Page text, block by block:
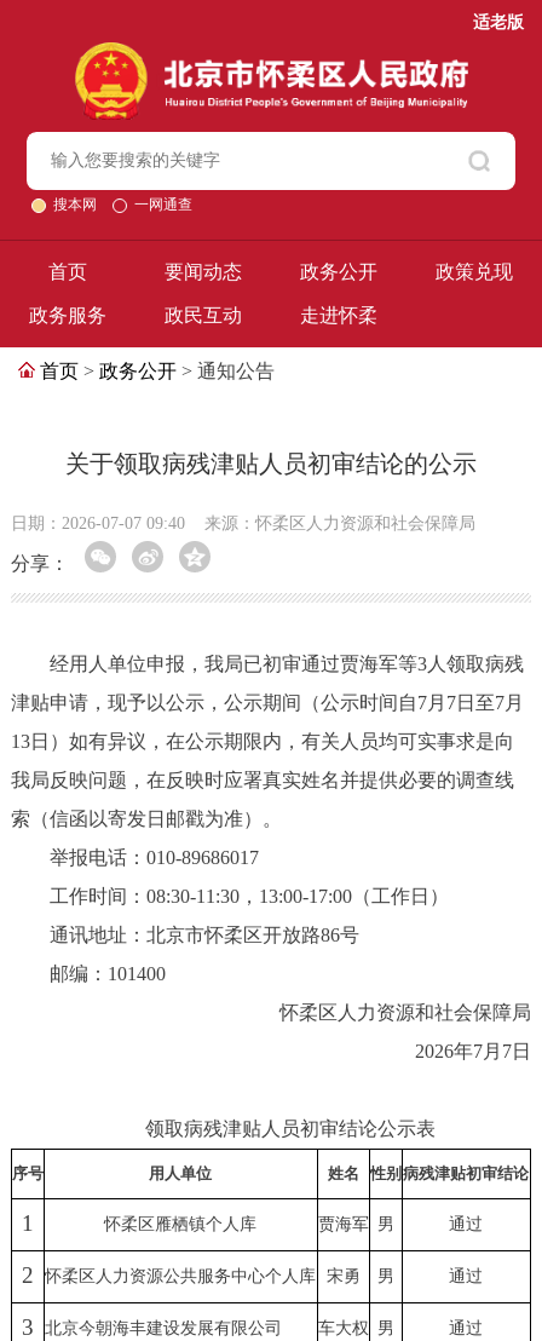
适老版
搜本网 一网通查
首页 要闻动态 政务公开 政策兑现
政务服务 政民互动 走进怀柔
首页 > 政务公开 > 通知公告
关于领取病残津贴人员初审结论的公示
日期：2026-07-07 09:40 来源：怀柔区人力资源和社会保障局
分享：
经用人单位申报，我局已初审通过贾海军等3人领取病残
津贴申请，现予以公示，公示期间（公示时间自7月7日至7月
13日）如有异议，在公示期限内，有关人员均可实事求是向
我局反映问题，在反映时应署真实姓名并提供必要的调查线
索（信函以寄发日邮戳为准）。
举报电话：010-89686017
工作时间：08:30-11:30，13:00-17:00（工作日）
通讯地址：北京市怀柔区开放路86号
邮编：101400
怀柔区人力资源和社会保障局
2026年7月7日
领取病残津贴人员初审结论公示表
序号 用人单位 姓名 性别 病残津贴初审结论
1 怀柔区雁栖镇个人库 贾海军 男 通过
2 怀柔区人力资源公共服务中心个人库 宋勇 男 通过
3 北京今朝海丰建设发展有限公司 车大权 男 通过